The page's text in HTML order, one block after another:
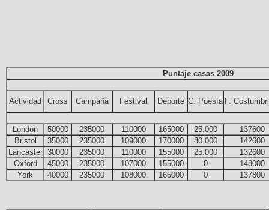
Puntaje casas 2009
Actividad Cross Campaña Festival Deporte C. Poesía F.
London 50000 235000 110000 165000 25.000
137600
Bristol
35000 235000 109000 170000 80.000
142600
Lancaster 30000 235000 110000 155000 25.000
132600
Oxford
45000 235000 107000 155000 0
148000
York
40000 235000 108000 165000 0 137800